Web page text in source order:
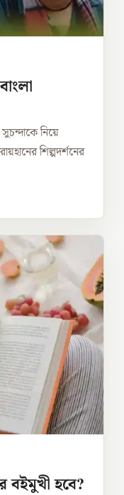
নিয়ে
শিল্পদর্শনের
বইমুখী হবে?